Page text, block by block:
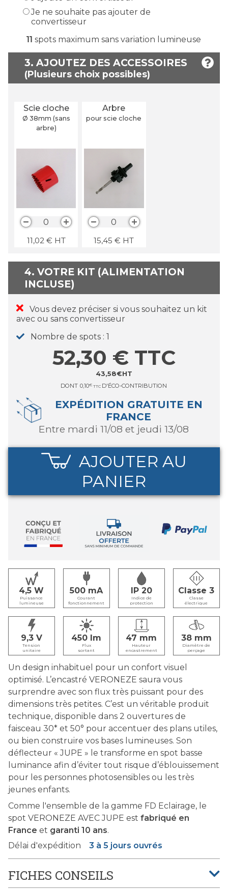
Je ne souhaite pas ajouter de
convertisseur
11 spots maximum sans variation lumineuse
3. AJOUTEZ DES ACCESSOIRES
Scie cloche
Ø 38mm (sans
arbre)
0
11,02 € HT
Arbre
pour scie cloche
0
15,45 € HT
4. VOTRE KIT (ALIMENTATION
INCLUSE)
Vous devez préciser si vous souhaitez un kit
avec ou sans convertisseur
Nombre de spots 1
43,58€HT
52,30 € TTC
DONT 0,10€ TTC D'ÉCO-CONTRIBUTION
EXPÉDITION GRATUITE EN
FRANCE
entre mardi 11/08 et jeudi 13/08
AJOUTER AU
PANIER
4,5
Puissance
lumineuse
500
Courant
fonctionnement
IP 20
Indice de
protection
Classe 3
Classe
électrique
9,3
Tension
unitaire
450
Flux
sortant
47
Hauteur
encastrement
38
Diamètre de
perçage
Un design inhabituel pour un confort visuel
optimisé. L’encastré VERONEZE saura vous
surprendre avec son flux très puissant pour des
dimensions très petites. C’est un véritable produit
technique, disponible dans 2 ouvertures de
faisceau 30* et 50° pour accentuer des plans utiles,
ou bien construire vos bases lumineuses. Son
déflecteur « JUPE » le transforme en spot basse
luminance afin d’éviter tout risque d’éblouissement
pour les personnes photosensibles ou les très
jeunes enfants.
Comme l'ensemble de la gamme FD Eclairage, le
spot VERONEZE AVEC JUPE est fabriqué en
France et garanti 10 ans.
Délai d'expédition
3 à 5 jours ouvrés
FICHES CONSEILS